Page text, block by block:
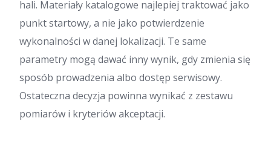
hali. Materiały katalogowe najlepiej traktować jako
punkt startowy, a nie jako potwierdzenie
wykonalności w danej lokalizacji. Te same
parametry mogą dawać inny wynik, gdy zmienia się
sposób prowadzenia albo dostęp serwisowy.
Ostateczna decyzja powinna wynikać z zestawu
pomiarów i kryteriów akceptacji.